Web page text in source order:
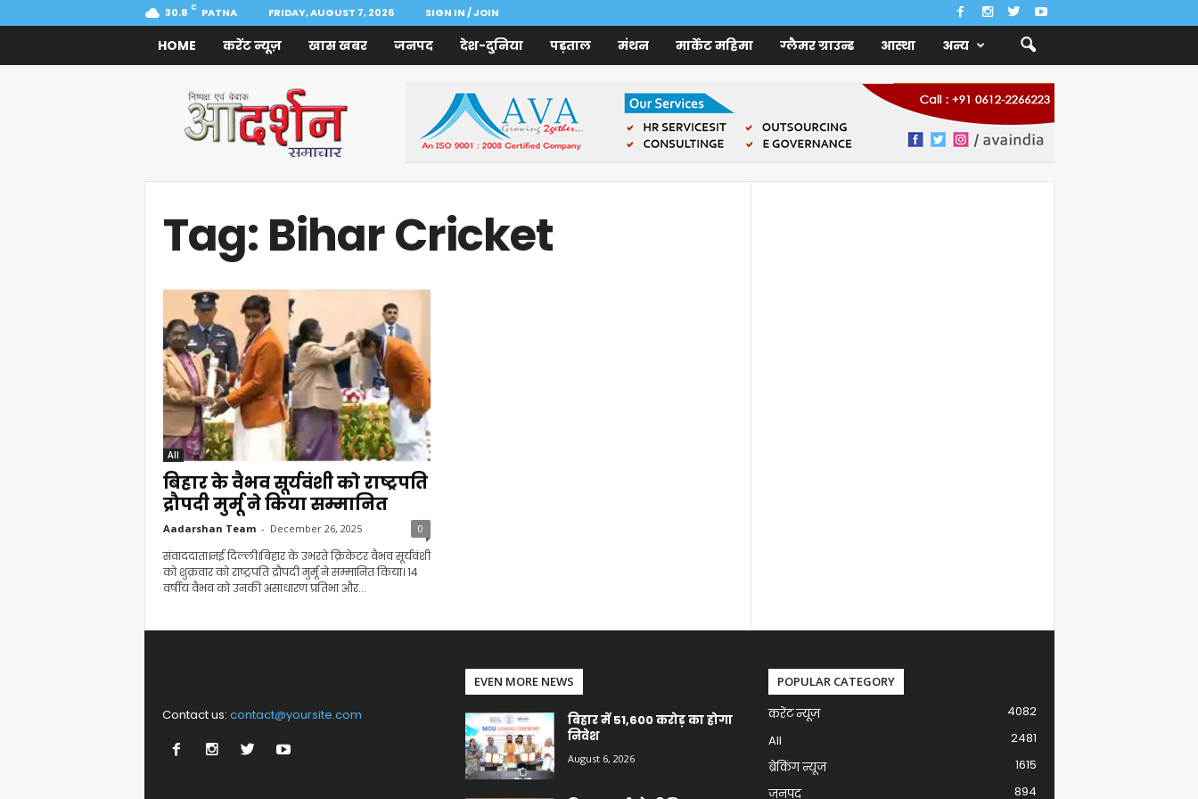
30.8 C PATNA FRIDAY, AUGUST 7, 2026 SIGN IN / JOIN
HOME करेंट न्यूज़ खास खबर जनपद देश-दुनिया पड़ताल मंथन मार्केट महिमा ग्लैमर ग्राउन्ड आस्था अन्य
Samachar
Tag: Bihar Cricket
All
बिहार के वैभव सूर्यवंशी को राष्ट्रपति
द्रौपदी मुर्मू ने किया सम्मानित
Aadarshan Team - December 26, 2025 0
संवाददाता।नई दिल्ली।बिहार के उभरते क्रिकेटर वैभव सूर्यवंशी
को शुक्रवार को राष्ट्रपति द्रौपदी मुर्मू ने सम्मानित किया। 14
वर्षीय वैभव को उनकी असाधारण प्रतिभा और...
Contact us: contact@yoursite.com
EVEN MORE NEWS
बिहार में 51,600 करोड़ का होगा
निवेश
August 6, 2026
POPULAR CATEGORY
करेंट न्यूज़
4082
All
2481
ब्रेकिंग न्यूज
1615
जनपद
894